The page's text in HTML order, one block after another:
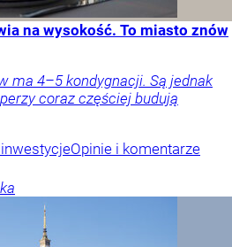
na wysokość. To miasto znów
ma 4–5 kondygnacji. Są jednak
coraz częściej budują
Opinie i komentarze